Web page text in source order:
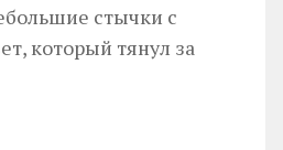
стычки с
который тянул за